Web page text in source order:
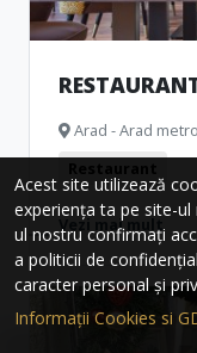
Arad - Arad
Vezi mai mult
Acest site utilizează
experiența ta pe site-
ul nostru confirmați
a politicii de
caracter personal și
Informații Cookies si